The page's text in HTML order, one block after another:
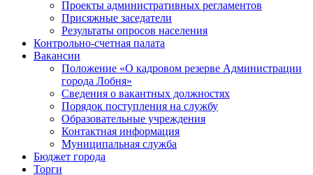
Проекты административных регламентов
Присяжные заседатели
Результаты опросов населения
Контрольно-счетная палата
Вакансии
Положение «О кадровом резерве Администрации
города Лобня»
Сведения о вакантных должностях
Порядок поступления на службу
Образовательные учреждения
Контактная информация
Муниципальная служба
Бюджет города
Торги